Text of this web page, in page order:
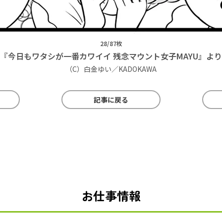
28/87枚
『今日もワタシが一番カワイイ 残念マウント女子MAYU』より
（C）白金ゆい／KADOKAWA
記事に戻る
お仕事情報